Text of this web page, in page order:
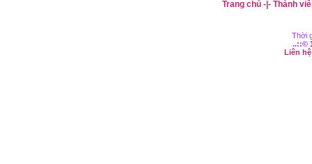
Trang chủ-|- Thành
Thời
..::©
Liên